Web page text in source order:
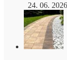
24. 06. 2026